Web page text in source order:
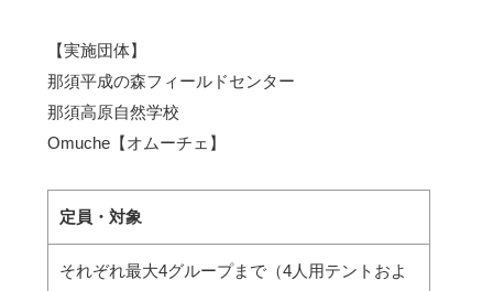
【実施団体】
那須平成の森フィールドセンター
那須高原自然学校
Omuche【オムーチェ】
定員・対象
それぞれ最大4グループまで（4人用テントおよ